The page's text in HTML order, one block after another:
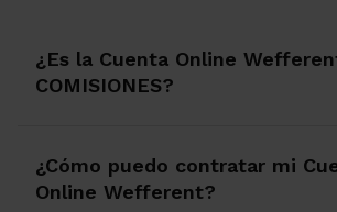
¿Es la Cuenta Online
COMISIONES?
¿Cómo puedo contratar mi
Online Wefferent?